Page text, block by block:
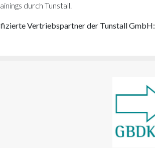
durch Tunstall.
Vertriebspartner der Tunstall GmbH: